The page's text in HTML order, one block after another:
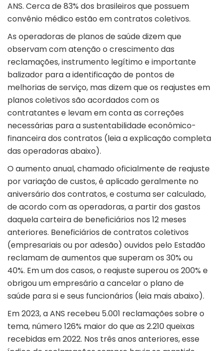
ANS. Cerca de 83% dos brasileiros que possuem
convênio médico estão em contratos coletivos.
As operadoras de planos de saúde dizem que
observam com atenção o crescimento das
reclamações, instrumento legítimo e importante
balizador para a identificação de pontos de
melhorias de serviço, mas dizem que os reajustes em
planos coletivos são acordados com os
contratantes e levam em conta as correções
necessárias para a sustentabilidade econômico-
financeira dos contratos (leia a explicação completa
das operadoras abaixo).
O aumento anual, chamado oficialmente de reajuste
por variação de custos, é aplicado geralmente no
aniversário dos contratos, e costuma ser calculado,
de acordo com as operadoras, a partir dos gastos
daquela carteira de beneficiários nos 12 meses
anteriores. Beneficiários de contratos coletivos
(empresariais ou por adesão) ouvidos pelo Estadão
reclamam de aumentos que superam os 30% ou
40%. Em um dos casos, o reajuste superou os 200% e
obrigou um empresário a cancelar o plano de
saúde para si e seus funcionários (leia mais abaixo).
Em 2023, a ANS recebeu 5.001 reclamações sobre o
tema, número 126% maior do que as 2.210 queixas
recebidas em 2022. Nos três anos anteriores, esse